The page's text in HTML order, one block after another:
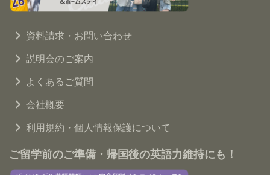
資料請求・お問い合わせ
説明会のご案内
よくあるご質問
会社概要
利用規約・個人情報保護について
ご留学前のご準備・帰国後の英語力維持にも！